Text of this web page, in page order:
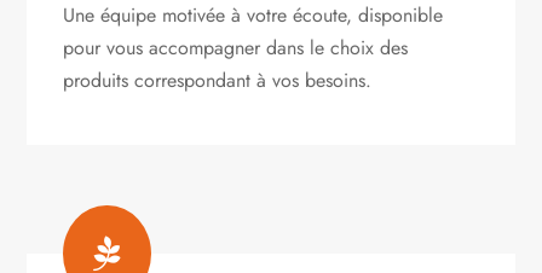
Une équipe motivée à votre écoute, disponible
pour vous accompagner dans le choix des
produits correspondant à vos besoins.
